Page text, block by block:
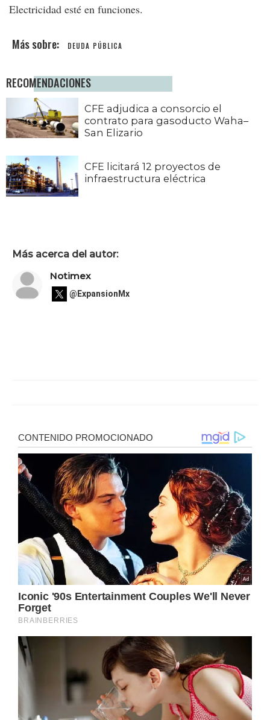
Electricidad esté en funciones.
DEUDA PÚBLICA
RECOMENDACIONES
CFE adjudica a consorcio el
contrato para gasoducto Waha–
San Elizario
CFE licitará 12 proyectos de
infraestructura eléctrica
Más acerca del autor:
Notimex
@ExpansionMx